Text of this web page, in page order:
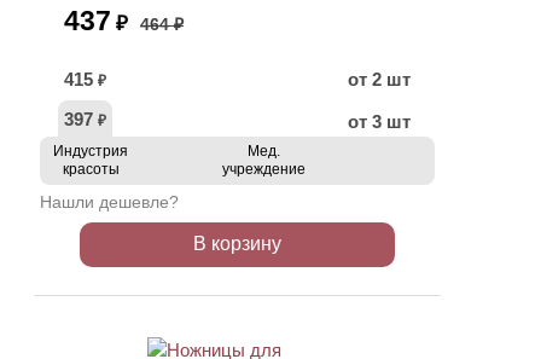
437 ₽ 464 ₽
415 ₽
от 2 шт
397 ₽ от 3 шт
Индустрия
красоты
Мед.
учреждение
Нашли дешевле?
В корзину